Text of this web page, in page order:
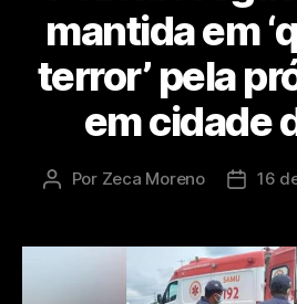
mantida em
terror’ pela
em cidade
Por Zeca Moreno 16